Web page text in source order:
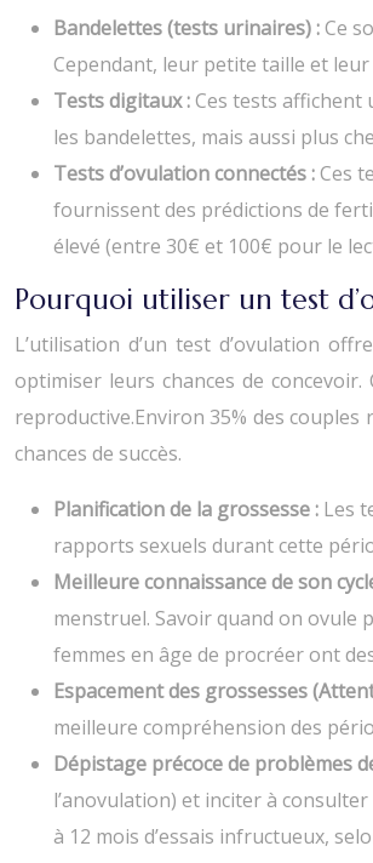
Bandelettes (tests urinaires) :Ce
Cependant, leur petite taille et
Tests digitaux :Ces tests affichent
les bandelettes, mais aussi plus
Tests d’ovulation connectés :Ces
fournissent des prédictions de
élevé (entre 30€ et 100€ pour le
Pourquoi utiliser un test
L’utilisation d’un test d’ovulation
optimiser leurs chances de
reproductive.Environ 35% des
chances de succès.
Planification de la grossesse : Les
rapports sexuels durant cette
Meilleure connaissance de son
menstruel. Savoir quand on ovule
femmes en âge de procréer ont
Espacement des grossesses
meilleure compréhension des
Dépistage précoce de problèmes
l’anovulation) et inciter à
à 12 mois d’essais infructueux,